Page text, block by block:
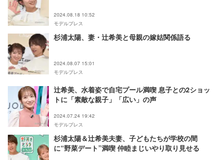
2024.08.18 10:52
モデルプレス
杉浦太陽、妻・辻希美と母親の嫁姑関係語る
2024.08.07 15:01
モデルプレス
辻希美、水着姿で自宅プール満喫 息子との2ショッ
トに「素敵な親子」「広い」の声
2024.07.24 19:42
モデルプレス
杉浦太陽＆辻希美夫妻、子どもたちが学校の間
に“野菜デート”満喫 仲睦まじいやり取り見せる